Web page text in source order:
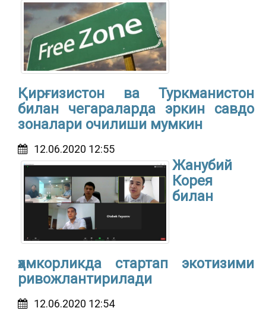
Қирғизистон ва Туркманистон
билан чегараларда эркин савдо
зоналари очилиши мумкин
12.06.2020 12:55
Жанубий
Корея
билан
ҳамкорликда стартап экотизими
ривожлантирилади
12.06.2020 12:54